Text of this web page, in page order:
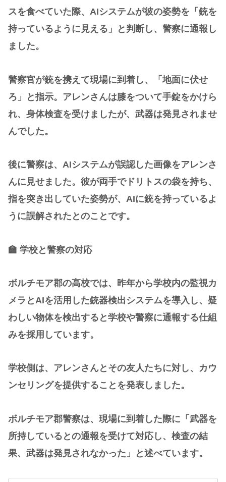
スを食べていた際、AIシステムが彼の姿勢を「銃を
持っているように見える」と判断し、警察に通報し
ました。
警察官が銃を携えて現場に到着し、「地面に伏せ
ろ」と指示。アレンさんは膝をついて手錠をかけら
れ、身体検査を受けましたが、武器は発見されませ
んでした。
後に警察は、AIシステムが誤認した画像をアレンさ
んに見せました。彼が両手でドリトスの袋を持ち、
指を突き出していた姿勢が、AIに銃を持っているよ
うに誤解されたとのことです。
🏫 学校と警察の対応
ボルチモア郡の高校では、昨年から学校内の監視カ
メラとAIを活用した銃器検出システムを導入し、疑
わしい物体を検出すると学校や警察に通報する仕組
みを採用しています。
学校側は、アレンさんとその友人たちに対し、カウ
ンセリングを提供することを発表しました。
ボルチモア郡警察は、現場に到着した際に「武器を
所持しているとの通報を受けて対応し、検査の結
果、武器は発見されなかった」と述べています。